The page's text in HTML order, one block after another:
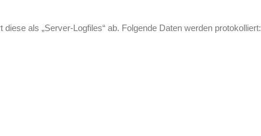
als „Server-Logfiles“ ab. Folgende Daten werden protokolliert: